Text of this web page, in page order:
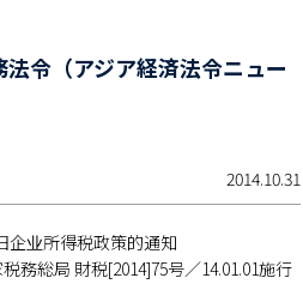
令（アジア経済法令ニュー
2014.10.31
企业所得税政策的通知
務総局 財税[2014]75号／14.01.01施行